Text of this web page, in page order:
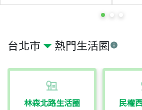
台北市 熱門生活圈
林森北路生活圈 民權